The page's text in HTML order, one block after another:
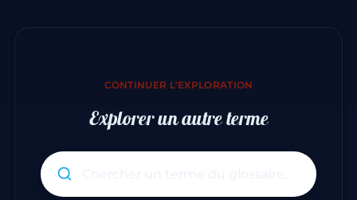
CONTINUER L'EXPLORATION
Explorer un autre terme
Rechercher un terme du